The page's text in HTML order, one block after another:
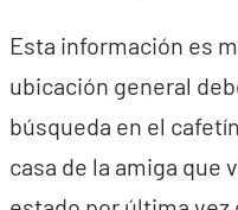
Esta información es
ubicación general
búsqueda en el
casa de la amiga que